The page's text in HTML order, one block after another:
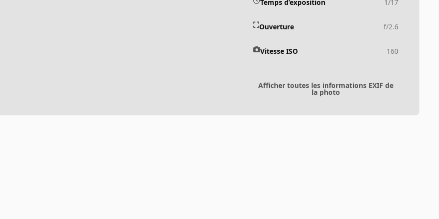
Temps d’exposition 1/17
Ouverture f/2.6
Vitesse ISO 160
Afficher toutes les informations EXIF de
la photo